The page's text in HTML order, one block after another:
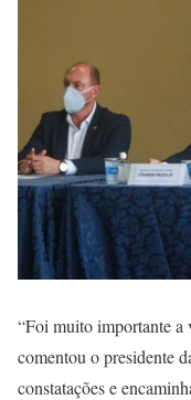
“Foi muito importante a
comentou o presidente
constatações e